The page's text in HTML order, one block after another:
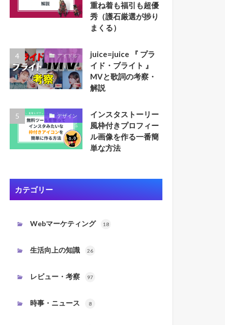
重ね着も福引も超優
秀（護石厳選が捗り
まくる）
アイドル
juice=juice 『 プラ
イド・ブライト 』
MVと歌詞の考察・
解説
デザイン
インスタストーリー
風枠付きプロフィー
ル画像を作る一番簡
単な方法
カテゴリー
Webマーケティング 18
生活向上の知識 26
レビュー・考察 97
時事・ニュース 8